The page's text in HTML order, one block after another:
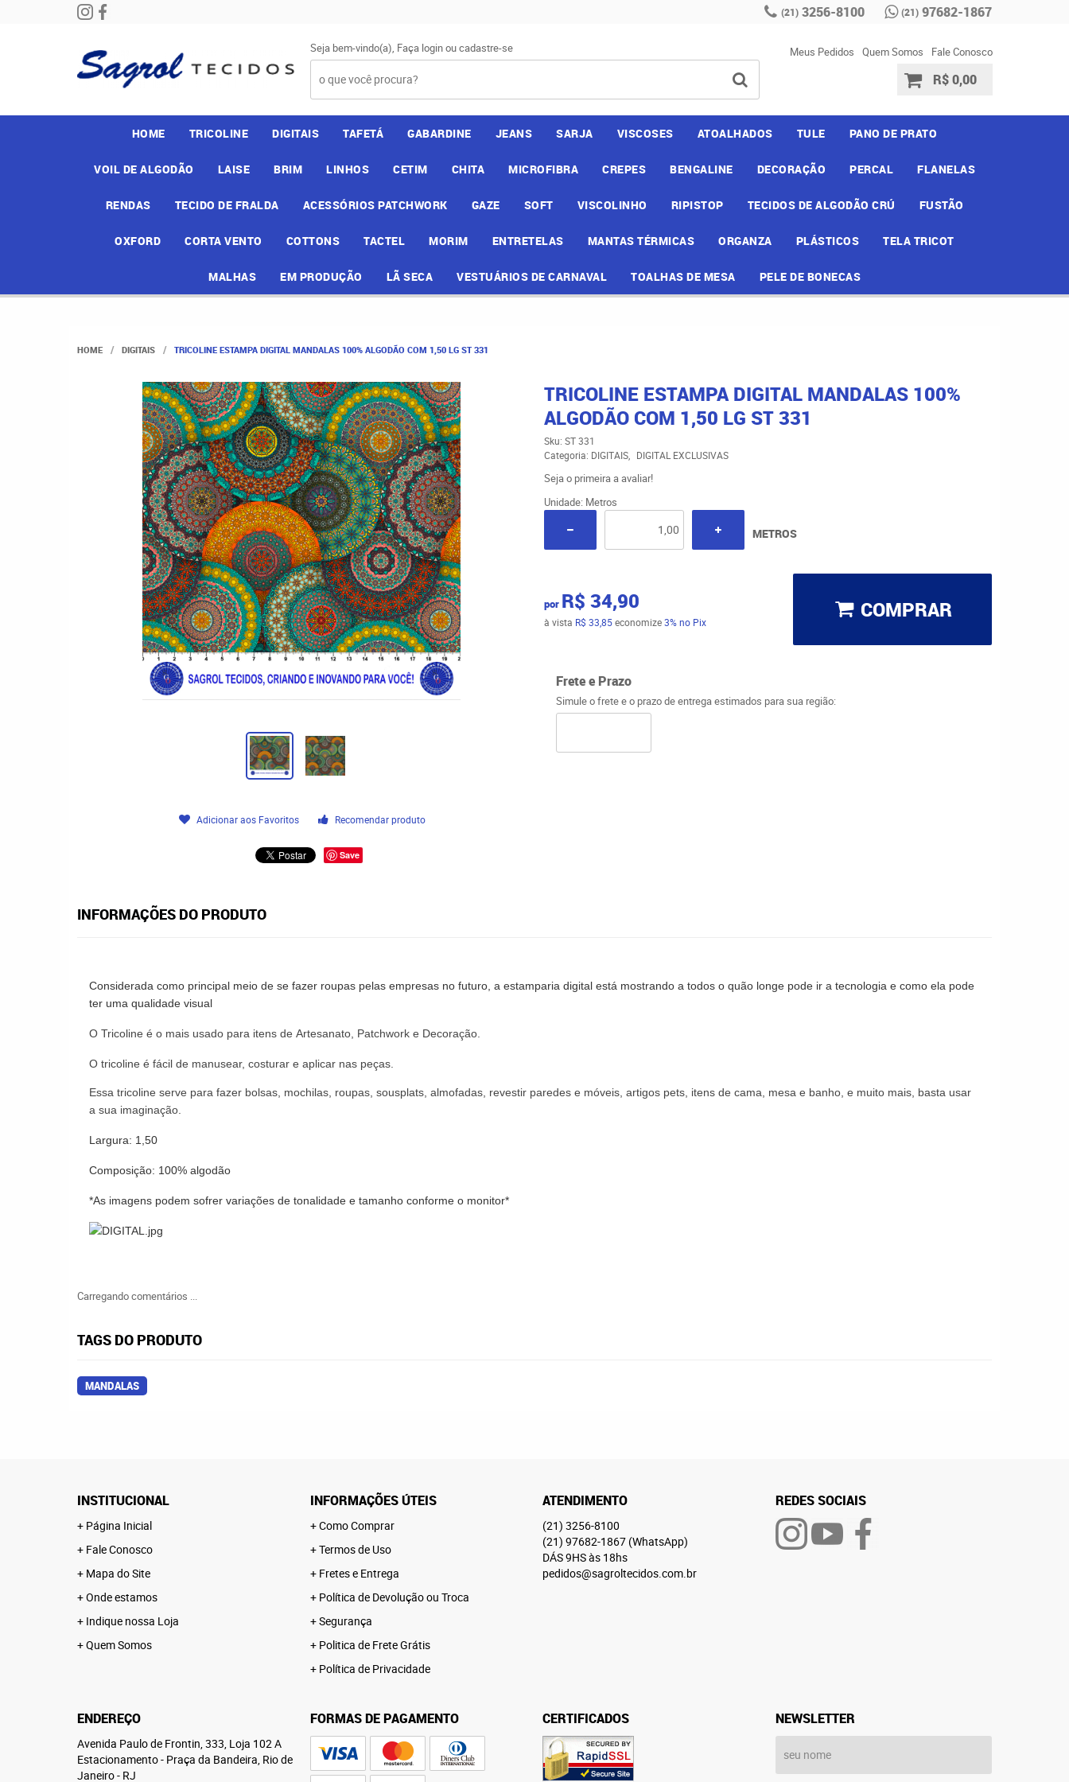
(21) 3256-8100 (21) 97682-1867
Seja bem-vindo(a), Faça loginoucadastre-se Meus Pedidos Quem Somos Fale Conosco
R$ 0,00
HOME TRICOLINE DIGITAIS TAFETÁ GABARDINE JEANS SARJA VISCOSES ATOALHADOS TULE PANO DE PRATO
VOIL DE ALGODÃO LAISE BRIM LINHOS CETIM CHITA MICROFIBRA CREPES BENGALINE DECORAÇÃO PERCAL FLANELAS
RENDAS TECIDO DE FRALDA ACESSÓRIOS PATCHWORK GAZE SOFT VISCOLINHO RIPISTOP TECIDOS DE ALGODÃO CRÚ FUSTÃO
OXFORD CORTA VENTO COTTONS TACTEL MORIM ENTRETELAS MANTAS TÉRMICAS ORGANZA PLÁSTICOS TELA TRICOT
MALHAS EM PRODUÇÃO LÃ SECA VESTUÁRIOS DE CARNAVAL TOALHAS DE MESA PELE DE BONECAS
HOME DIGITAIS TRICOLINE ESTAMPA DIGITAL MANDALAS 100% ALGODÃO COM 1,50 LG ST 331
Adicionar aos Favoritos Recomendar produto
Save
TRICOLINE ESTAMPA DIGITAL MANDALAS 100%
ALGODÃO COM 1,50 LG ST 331
Sku: ST 331
Categoria: DIGITAIS DIGITAL EXCLUSIVAS
Seja o primeira a avaliar!
Unidade: Metros
METROS
por R$ 34,90
à vista R$ 33,85economize3% no Pix COMPRAR
Frete e Prazo
Simule o frete e o prazo de entrega estimados para sua região:
INFORMAÇÕES DO PRODUTO
Considerada como principal meio de se fazer roupas pelas empresas no futuro, a estamparia digital está mostrando a todos o quão longe pode ir a tecnologia e como ela pode
ter uma qualidade visual
O Tricoline é o mais usado para itens de Artesanato Patchwork e Decoração
O tricoline é fácil de manusear, costurar e aplicar nas peças.
Essa tricoline serve para fazer bolsas, mochilas, roupas, sousplats, almofadas, revestir paredes e móveis, artigos pets, itens de cama, mesa e banho, e muito mais, basta usar
a sua imaginação.
Largura: 1,50
Composição: 100% algodão
*As imagens podem sofrer variações de tonalidade e tamanho conforme o monitor*
Carregando comentários ...
TAGS DO PRODUTO
MANDALAS
INSTITUCIONAL
Página Inicial
Fale Conosco
Mapa do Site
Onde estamos
Indique nossa Loja
Quem Somos
INFORMAÇÕES ÚTEIS
Como Comprar
Termos de Uso
Fretes e Entrega
Política de Devolução ou Troca
Segurança
Politica de Frete Grátis
Política de Privacidade
ATENDIMENTO
(21) 3256-8100
(21) 97682-1867 (WhatsApp)
DÁS 9HS às 18hs
pedidos@sagroltecidos.com.br
REDES SOCIAIS
ENDEREÇO
Avenida Paulo de Frontin, 333, Loja 102 A
Estacionamento- Praça da Bandeira, Rio de
Janeiro- RJ
FORMAS DE PAGAMENTO CERTIFICADOS NEWSLETTER